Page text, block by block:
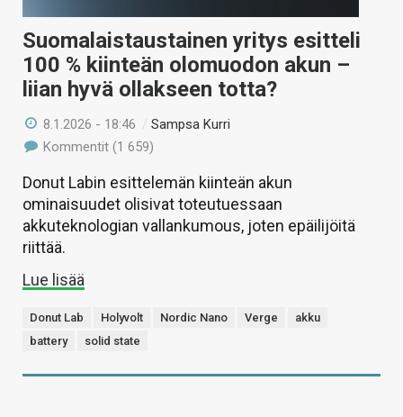
Suomalaistaustainen yritys esitteli
100 % kiinteän olomuodon akun –
liian hyvä ollakseen totta?
8.1.2026 - 18:46 /Sampsa Kurri
Kommentit (1 659)
Donut Labin esittelemän kiinteän akun
ominaisuudet olisivat toteutuessaan
akkuteknologian vallankumous, joten epäilijöitä
riittää.
Lue lisää
Donut Lab Holyvolt Nordic Nano Verge
akku
battery
solid state